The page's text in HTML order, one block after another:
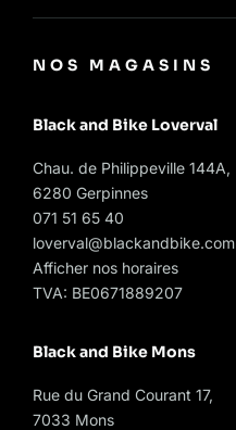
NOS MAGASINS
Black and Bike Loverval
Chau. de Philippeville 144A,
6280 Gerpinnes
071 51 65 40
loverval@blackandbike.com
Afficher nos horaires
TVA: BE0671889207
Black and Bike Mons
Rue du Grand Courant 17,
7033 Mons